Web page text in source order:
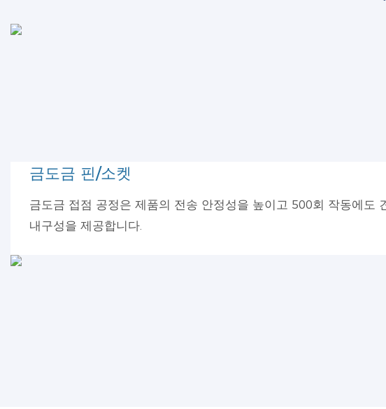
금도금 핀/소켓
금도금 접점 공정은 제품의 전송 안정성을 높이고 500회 작동에도
내구성을 제공합니다.